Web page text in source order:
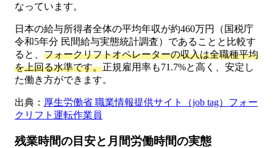
なっています。
日本の給与所得者全体の平均年収が約460万円（国税庁
令和5年分 民間給与実態統計調査）であることと比較す
ると、 フォークリフトオペレーターの収入は全職種平均
を上回る水準です。正規雇用率も71.7%と高く、安定し
た働き方ができます。
出典： 厚生労働省 職業情報提供サイト（job tag）フォー
クリフト運転作業員
残業時間の目安と月間労働時間の実態